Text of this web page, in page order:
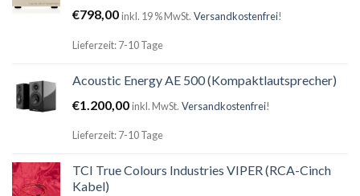
€798,00inkl. 19 % MwSt. Versandkostenfrei!
Lieferzeit: 7-10 Tage
Acoustic Energy AE 500 (Kompaktlautsprecher)
€1.200,00inkl. MwSt. Versandkostenfrei!
Lieferzeit: 7-10 Tage
TCI True Colours Industries VIPER (RCA-Cinch
Kabel)